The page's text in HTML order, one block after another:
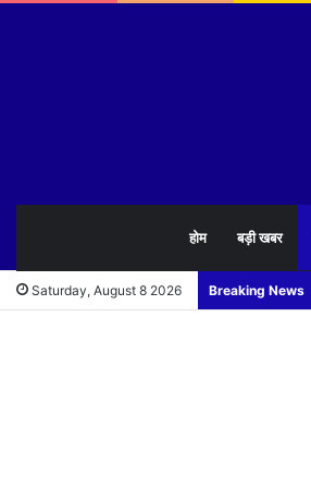
होम बड़ी खबर
Saturday, August 8 2026 Breaking News